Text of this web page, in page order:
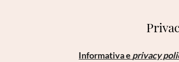
Informativa e privacy